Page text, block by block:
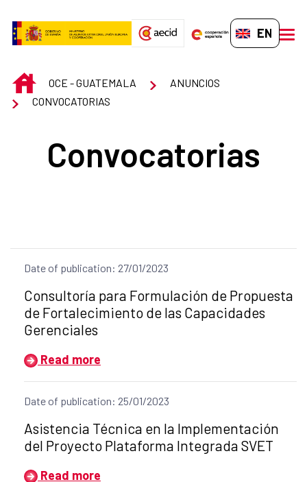
EN-GB
INICIOOCE - GUATEMALA
ANUNCIOS
CONVOCATORIAS
Convocatorias
Date of publication: 27/01/2023
Title of the announcement:
Consultoría para Formulación de Propuesta
de Fortalecimiento de las Capacidades
Gerenciales
Read more
Date of publication: 25/01/2023
Title of the announcement:
Asistencia Técnica en la Implementación
del Proyecto Plataforma Integrada SVET
Read more